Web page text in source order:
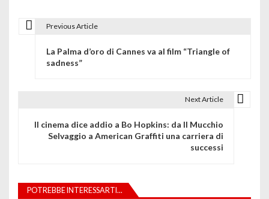
i
Previous Article
La Palma d’oro di Cannes va al film “Triangle of
sadness”
Next Article
Il cinema dice addio a Bo Hopkins: da Il Mucchio
Selvaggio a American Graffiti una carriera di
successi
POTREBBE INTERESSARTI...